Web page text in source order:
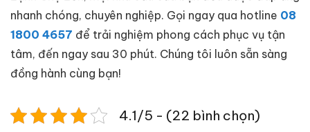
nhanh chóng, chuyên nghiệp. Gọi ngay qua hotline 08
1800 4657 để trải nghiệm phong cách phục vụ tận
tâm, đến ngay sau 30 phút. Chúng tôi luôn sẵn sàng
đồng hành cùng bạn!
4.1/5 - (22 bình chọn)